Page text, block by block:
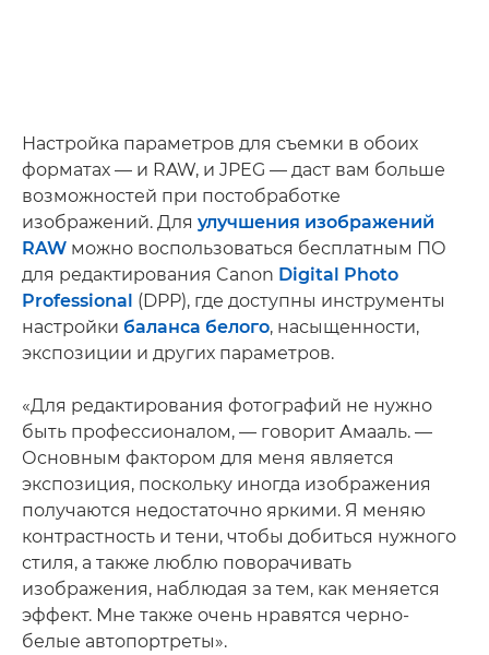
Настройка параметров для съемки в обоих
форматах — и RAW, и JPEG — даст вам больше
возможностей при постобработке
изображений. Для улучшения изображений
RAW можно воспользоваться бесплатным ПО
для редактирования Canon Digital Photo
Professional (DPP), где доступны инструменты
настройки баланса белого, насыщенности,
экспозиции и других параметров.
«Для редактирования фотографий не нужно
быть профессионалом, — говорит Амааль. —
Основным фактором для меня является
экспозиция, поскольку иногда изображения
получаются недостаточно яркими. Я меняю
контрастность и тени, чтобы добиться нужного
стиля, а также люблю поворачивать
изображения, наблюдая за тем, как меняется
эффект. Мне также очень нравятся черно-
белые автопортреты».